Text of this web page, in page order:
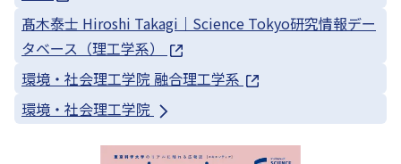
髙木泰士 Hiroshi Takagi｜Science Tokyo研究情報デー
タベース（理工学系）
環境・社会理工学院 融合理工学系
環境・社会理工学院